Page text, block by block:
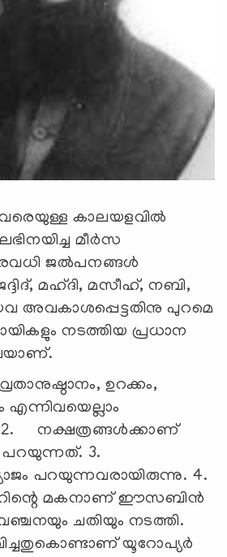
വരെയുള്ള കാലയളവില്‍
മീര്‍സ
ജല്‍പനങ്ങള്‍
മഹ്ദി, മസീഹ്, നബി,
അവകാശപ്പെട്ടതിനു പുറമെ
നടത്തിയ പ്രധാന
ഉറക്കം,
2. നക്ഷത്രങ്ങള്‍ക്കാണ്
3.
പറയുന്നവരായിരുന്നു. 4.
മകനാണ് ഈസബിന്‍
ചതിയും നടത്തി.
യൂറോപ്യര്‍